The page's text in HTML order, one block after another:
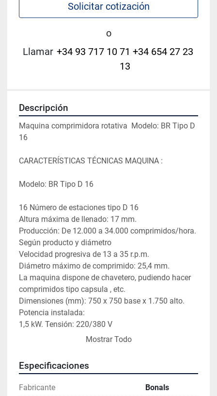
Solicitar cotización
o
Llamar +34 93 717 10 71 +34 654 27 23
13
Descripción
Maquina comprimidora rotativa  Modelo: BR Tipo D
16
CARACTERÍSTICAS TÉCNICAS MAQUINA :
Modelo: BR Tipo D 16
16 Número de estaciones tipo D 16
Altura máxima de llenado: 17 mm.
Producción: De 12.000 a 34.000 comprimidos/hora.
Según producto y diámetro
Velocidad progresiva de 13 a 35 r.p.m.
Diámetro máximo de comprimido: 25,4 mm.
La maquina dispone de chavetero, pudiendo hacer
comprimidos tipo capsula , etc.
Dimensiones (mm): 750 x 750 base x 1.750 alto.
Potencia instalada:
1,5 kW. Tensión: 220/380 V
Formato actual comprimidos : 13 mm redondos
Mostrar Todo
Especificaciones
Fabricante Bonals